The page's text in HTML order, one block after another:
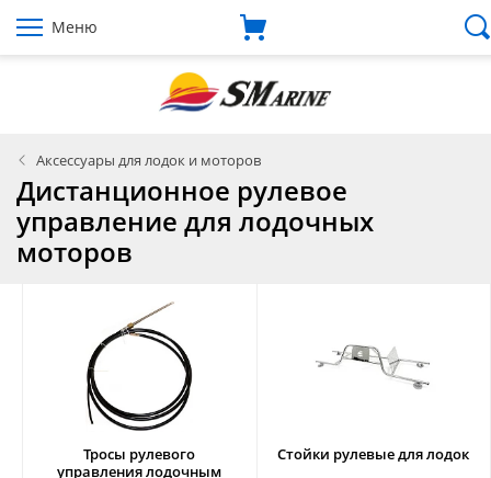
Меню
Аксессуары для лодок и моторов
Дистанционное рулевое
управление для лодочных
моторов
Тросы рулевого
управления лодочным
Стойки рулевые для лодок